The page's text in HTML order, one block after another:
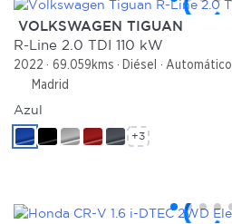
VOLKSWAGEN TIGUAN
R-Line 2.0 TDI 110 kW
2022 69.059kms Diésel
Automático
Madrid
Azul
+3